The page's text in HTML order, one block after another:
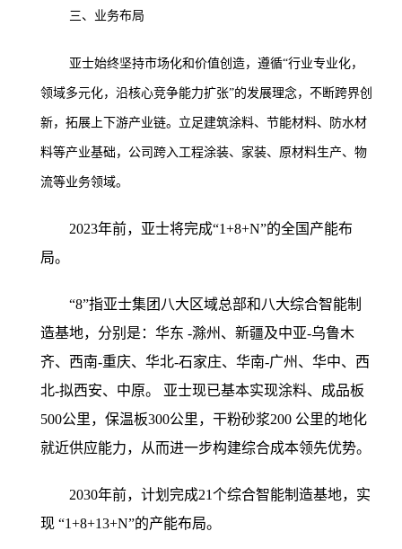
三、业务布局
亚士始终坚持市场化和价值创造，遵循“行业专业化，
领域多元化，沿核心竞争能力扩张”的发展理念，不断跨界创
新，拓展上下游产业链。立足建筑涂料、节能材料、防水材
料等产业基础，公司跨入工程涂装、家装、原材料生产、物
流等业务领域。
2023年前，亚士将完成“1+8+N”的全国产能布
局。
“8”指亚士集团八大区域总部和八大综合智能制
造基地，分别是：华东 -滁州、新疆及中亚-乌鲁木
齐、西南-重庆、华北-石家庄、华南-广州、华中、西
北-拟西安、中原。 亚士现已基本实现涂料、成品板
500公里，保温板300公里，干粉砂浆200 公里的地化
就近供应能力，从而进一步构建综合成本领先优势。
2030年前，计划完成21个综合智能制造基地，实
现 “1+8+13+N”的产能布局。